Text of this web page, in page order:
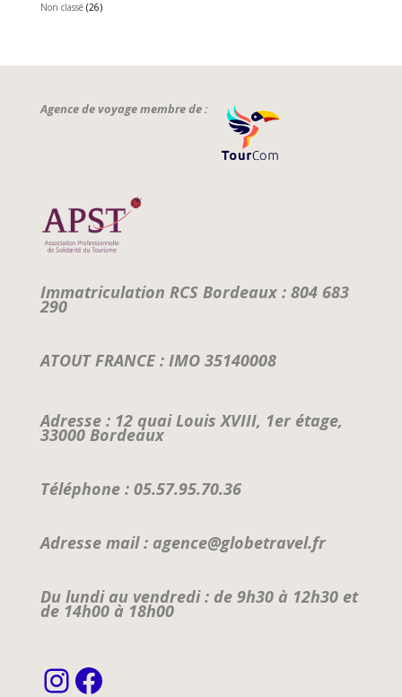
Non classé(26)
Agence de voyage membre de :
Immatriculation RCS Bordeaux : 804 683
290
ATOUT FRANCE : IMO 35140008
Adresse : 12 quai Louis XVIII, 1er étage,
33000 Bordeaux
Téléphone : 05.57.95.70.36
Adresse mail : agence@globetravel.fr
Du lundi au vendredi : de 9h30 à 12h30 et
de 14h00 à 18h00
Instagram
Facebook